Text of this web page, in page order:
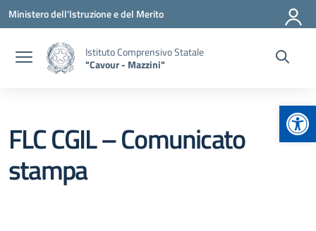
Vai ai contenuti
Vai al menu di navigazione
Vai al footer
Ministero dell'Istruzione e del Merito
Istituto Comprensivo Statale
"Cavour - Mazzini"
FLC CGIL – Comunicato
stampa